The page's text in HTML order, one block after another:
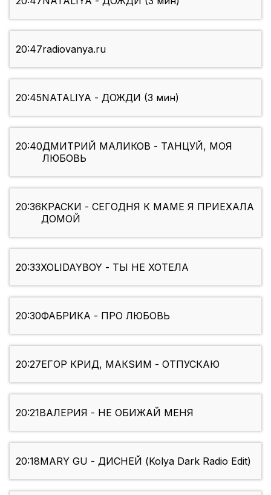
20:47radiovanya.ru
20:45NATALIYA - ДОЖДИ (3 мин)
20:40ДМИТРИЙ МАЛИКОВ - ТАНЦУЙ, МОЯ
ЛЮБОВЬ
20:36КРАСКИ - СЕГОДНЯ К МАМЕ Я ПРИЕХАЛА
ДОМОЙ
20:33XOLIDAYBOY - ТЫ НЕ ХОТЕЛА
20:30ФАБРИКА - ПРО ЛЮБОВЬ
20:27ЕГОР КРИД, МАКSИМ - ОТПУСКАЮ
20:21ВАЛЕРИЯ - НЕ ОБИЖАЙ МЕНЯ
20:18MARY GU - ДИСНЕЙ (Kolya Dark Radio Edit)